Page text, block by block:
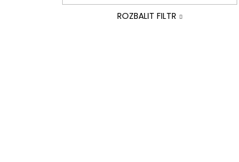
ROZBALIT FILTR